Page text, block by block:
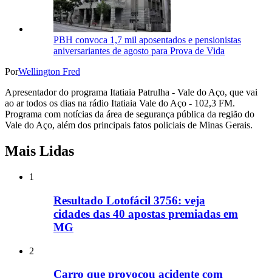
PBH convoca 1,7 mil aposentados e pensionistas
aniversariantes de agosto para Prova de Vida
PorWellington Fred
Apresentador do programa Itatiaia Patrulha - Vale do Aço, que vai
ao ar todos os dias na rádio Itatiaia Vale do Aço - 102,3 FM.
Programa com notícias da área de segurança pública da região do
Vale do Aço, além dos principais fatos policiais de Minas Gerais.
Mais Lidas
1
Resultado Lotofácil 3756: veja
cidades das 40 apostas premiadas em
MG
2
Carro que provocou acidente com